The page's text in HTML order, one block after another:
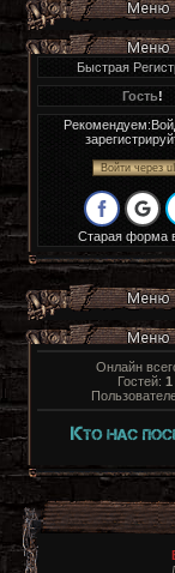
Быстрая
Гость!
Войти через
Старая форма
Онлайн
Гостей: 1